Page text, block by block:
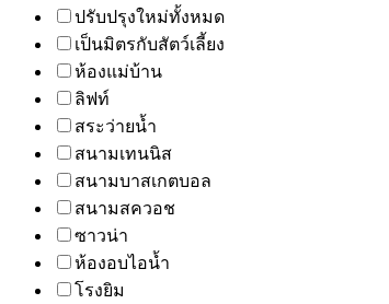
ปรับปรุงใหม่ทั้งหมด
เป็นมิตรกับสัตว์เลี้ยง
ห้องแม่บ้าน
ลิฟท์
สระว่ายน้ำ
สนามเทนนิส
สนามบาสเกตบอล
สนามสควอช
ซาวน่า
ห้องอบไอน้ำ
โรงยิม